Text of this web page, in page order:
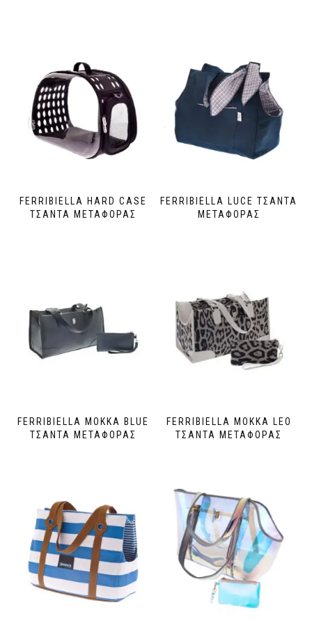
FERRIBIELLA HARD CASE
ΤΣΑΝΤΑ ΜΕΤΑΦΟΡΑΣ
FERRIBIELLA LUCE ΤΣΑΝΤΑ
ΜΕΤΑΦΟΡΑΣ
FERRIBIELLA MOKKA BLUE
ΤΣΑΝΤΑ ΜΕΤΑΦΟΡΑΣ
FERRIBIELLA MOKKA LEO
ΤΣΑΝΤΑ ΜΕΤΑΦΟΡΑΣ